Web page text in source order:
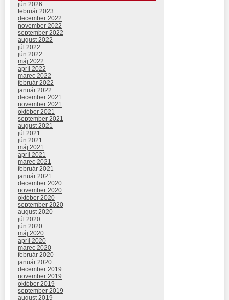
jún 2026
február 2023
december 2022
november 2022
september 2022
august 2022
júl 2022
jún 2022
máj 2022
apríl 2022
marec 2022
február 2022
január 2022
december 2021
november 2021
október 2021
september 2021
august 2021
júl 2021
jún 2021
máj 2021
apríl 2021
marec 2021
február 2021
január 2021
december 2020
november 2020
október 2020
september 2020
august 2020
júl 2020
jún 2020
máj 2020
apríl 2020
marec 2020
február 2020
január 2020
december 2019
november 2019
október 2019
september 2019
august 2019